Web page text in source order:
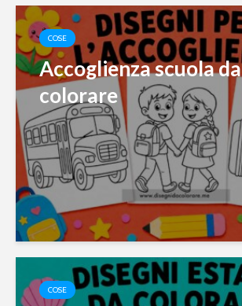
COSE
Accoglienza scuola da
colorare
COSE